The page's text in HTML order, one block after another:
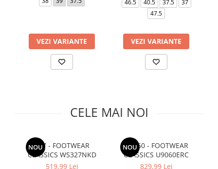
Slapi barbati
Sandale & Slapi copii
VEZI VARIANTE
46.5
40.5 37.5
37
47.5
VEZI VARIANTE
CELE MAI NOI
NOU
327 - FOOTWEAR
CLASSICS WS327NKD
519,99 Lei
NOU
U9060 - FOOTWEAR
CLASSICS U9060ERC
829,99 Lei